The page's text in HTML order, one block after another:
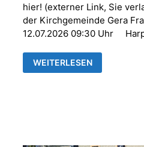
hier! (externer Link, Sie
der Kirchgemeinde Gera
12.07.2026 09:30 Uhr
GOTTESDIENSTE
&
WEITERLESEN